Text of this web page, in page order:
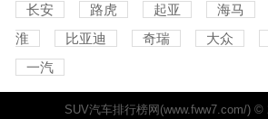
长安 路虎 起亚 海马
淮
比亚迪 奇瑞 大众
一汽
SUV汽车排行榜网(www.fww7.com/) ©